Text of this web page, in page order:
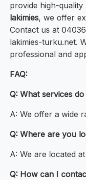
provide high-quality
lakimies, we offer
Contact us at
lakimies-turku.net.
professional and
FAQ:
Q: What services
A: We offer a wide
Q: Where are you
A: We are located
Q: How can I